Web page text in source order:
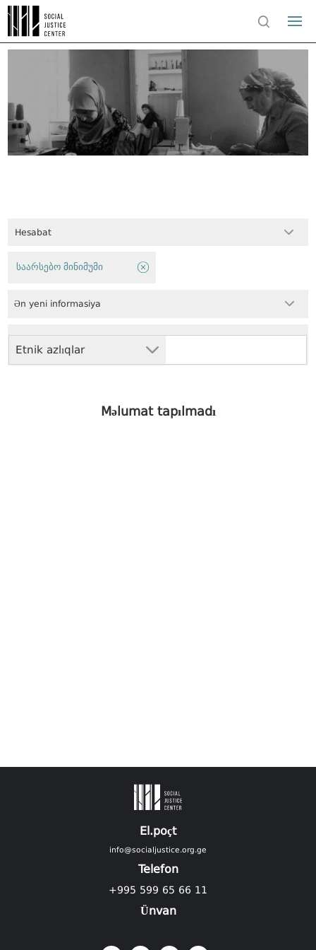
Hesabat
Etnik azlıqlar
საარსებო მინიმუმი
Ən yeni informasiya
Məlumat tapılmadı
El.poçt
info@socialjustice.org.ge
Telefon
+995 599 65 66 11
Ünvan